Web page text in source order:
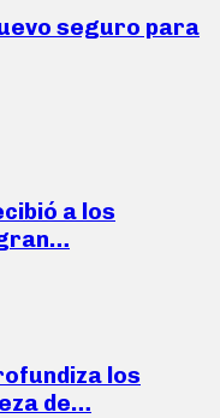
seguro para
a los
los
de…